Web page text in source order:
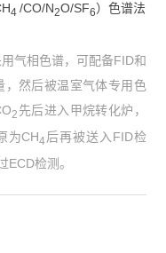
4/CO/N2O/SF6）色谱法
气相色谱，可配备FID和
，然后被温室气体专用色
2 先后进入甲烷转化炉，
为CH4后再被送入FID检
ECD检测。